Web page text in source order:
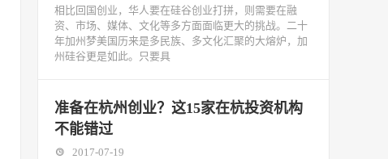
相比回国创业，华人要在硅谷创业打拼，则需要在融
资、市场、媒体、文化等多方面面临更大的挑战。二十
年加州梦美国历来是多民族、多文化汇聚的大熔炉，加
州硅谷更是如此。只要具
准备在杭州创业？这15家在杭投资机构
不能错过
2017-07-19